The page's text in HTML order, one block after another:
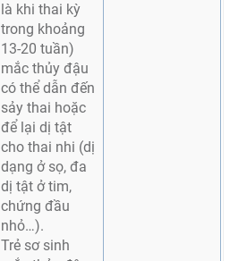
là khi thai kỳ
trong khoảng
13-20 tuần)
mắc thủy đậu
có thể dẫn đến
sảy thai hoặc
để lại dị tật
cho thai nhi (dị
dạng ở sọ, đa
dị tật ở tim,
chứng đầu
nhỏ…).
Trẻ sơ sinh